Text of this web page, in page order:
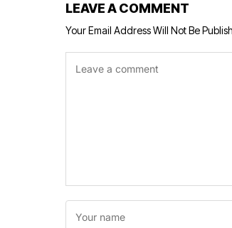
LEAVE A COMMENT
Your Email Address Will Not Be